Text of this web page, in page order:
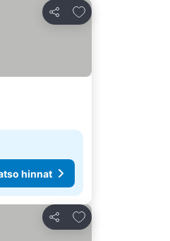
Jaa
Lisää suosikkeihin
hinnat
Jaa
Lisää suosikkeihin